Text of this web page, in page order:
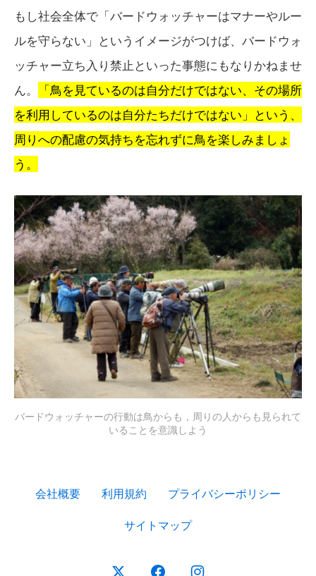
もし社会全体で「バードウォッチャーはマナーやルー
ルを守らない」というイメージがつけば、バードウォ
ッチャー立ち入り禁止といった事態にもなりかねませ
ん。
「鳥を見ているのは自分だけではない、その場所
を利用しているのは自分たちだけではない」という、
周りへの配慮の気持ちを忘れずに鳥を楽しみましょ
う。
バードウォッチャーの行動は鳥からも，周りの人からも見られて
いることを意識しよう
会社概要 利用規約 プライバシーポリシー
サイトマップ